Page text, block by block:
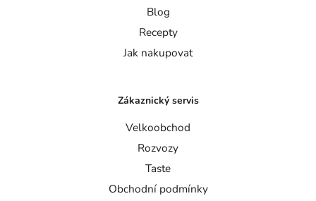
Blog
Recepty
Jak nakupovat
Zákaznický servis
Velkoobchod
Rozvozy
Taste
Obchodní podmínky